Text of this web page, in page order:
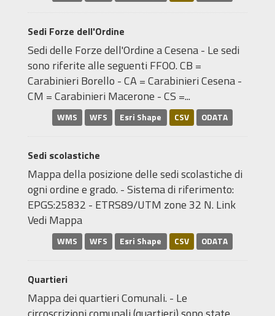
Sedi Forze dell'Ordine
Sedi delle Forze dell'Ordine a Cesena - Le sedi
sono riferite alle seguenti FFOO. CB =
Carabinieri Borello - CA = Carabinieri Cesena -
CM = Carabinieri Macerone - CS =...
WMS WFS Esri Shape CSV ODATA
Sedi scolastiche
Mappa della posizione delle sedi scolastiche di
ogni ordine e grado. - Sistema di riferimento:
EPGS:25832 - ETRS89/UTM zone 32 N. Link
Vedi Mappa
WMS WFS Esri Shape CSV ODATA
Quartieri
Mappa dei quartieri Comunali. - Le